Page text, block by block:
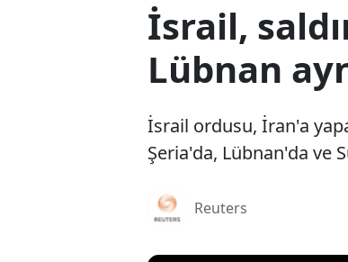
İsrail,
Lübnan
İsrail ordusu, İran'a
Şeria'da, Lübnan'da ve
Reuters